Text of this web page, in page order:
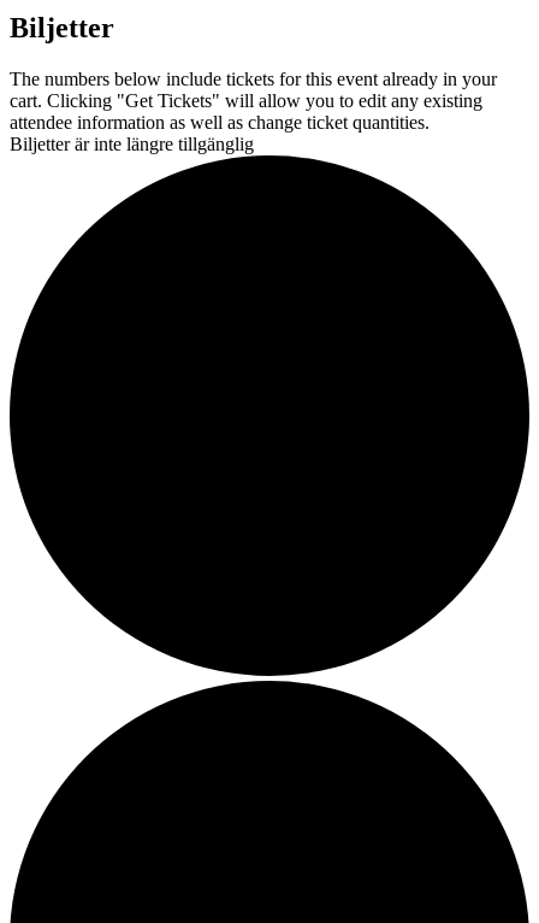
Biljetter
The numbers below include tickets for this event already in your
cart. Clicking "Get Tickets" will allow you to edit any existing
attendee information as well as change ticket quantities.
Biljetter är inte längre tillgänglig